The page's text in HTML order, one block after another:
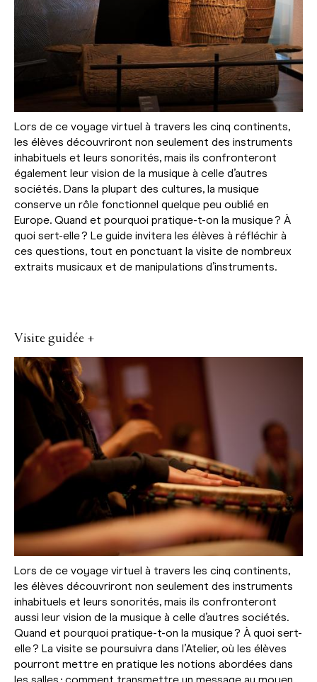
Lors de ce voyage virtuel à travers les cinq continents,
les élèves découvriront non seulement des instruments
inhabituels et leurs sonorités, mais ils confronteront
également leur vision de la musique à celle d’autres
sociétés. Dans la plupart des cultures, la musique
conserve un rôle fonctionnel quelque peu oublié en
Europe. Quand et pourquoi pratique-t-on la musique ? À
quoi sert-elle ? Le guide invitera les élèves à réfléchir à
ces questions, tout en ponctuant la visite de nombreux
extraits musicaux et de manipulations d’instruments.
Visite guidée +
Lors de ce voyage virtuel à travers les cinq continents,
les élèves découvriront non seulement des instruments
inhabituels et leurs sonorités, mais ils confronteront
aussi leur vision de la musique à celle d’autres sociétés.
Quand et pourquoi pratique-t-on la musique ? À quoi sert-
elle ? La visite se poursuivra dans l’Atelier, où les élèves
pourront mettre en pratique les notions abordées dans